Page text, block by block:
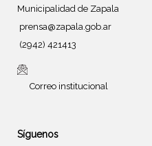
Municipalidad de Zapala
prensa@zapala.gob.ar
(2942) 421413
Correo institucional
Síguenos